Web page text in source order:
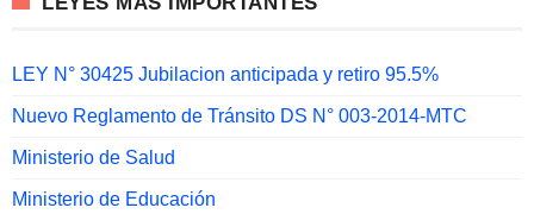
LEY N° 30425 Jubilacion anticipada y retiro 95.5%
Nuevo Reglamento de Tránsito DS N° 003-2014-MTC
Ministerio de Salud
Ministerio de Educación